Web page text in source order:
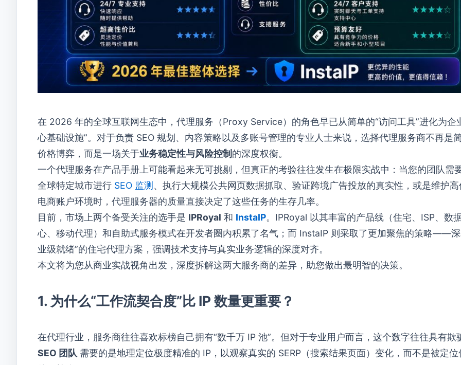
在 2026 年的全球互联网生态中，代理服务（Proxy Service）的角色早已从简单的“访问工具”进化为企
心基础设施”。对于负责 SEO 规划、内容策略以及多账号管理的专业人士来说，选择代理服务商不再是
价格博弈，而是一场关于业务稳定性与风险控制 的深度权衡。
一个代理服务在产品手册上可能看起来无可挑剔，但真正的考验往往发生在极限实战中：当您的团队需
全球特定城市进行 SEO 监测、执行大规模公共网页数据抓取、验证跨境广告投放的真实性，或是维护
电商账户环境时，代理服务器的质量直接决定了这些任务的生存几率。
目前，市场上两个备受关注的选手是 IPRoyal 和 InstaIP。IPRoyal 以其丰富的产品线（住宅、ISP、数
心、移动代理）和自助式服务模式在开发者圈内积累了名气；而 InstaIP 则采取了更加聚焦的策略——深
业级就绪”的住宅代理方案，强调技术支持与真实业务逻辑的深度对齐。
本文将为您从商业实战视角出发，深度拆解这两大服务商的差异，助您做出最明智的决策。
1. 为什么“工作流契合度”比 IP 数量更重要？
在代理行业，服务商往往喜欢标榜自己拥有“数千万 IP 池”。但对于专业用户而言，这个数字往往具有欺
SEO 团队 需要的是地理定位极度精准的 IP，以观察真实的 SERP（搜索结果页面）变化，而不是被定